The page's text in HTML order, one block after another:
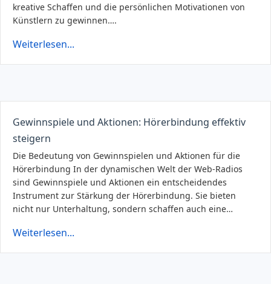
kreative Schaffen und die persönlichen Motivationen von
Künstlern zu gewinnen….
Weiterlesen...
Gewinnspiele und Aktionen: Hörerbindung effektiv
steigern
Die Bedeutung von Gewinnspielen und Aktionen für die
Hörerbindung In der dynamischen Welt der Web-Radios
sind Gewinnspiele und Aktionen ein entscheidendes
Instrument zur Stärkung der Hörerbindung. Sie bieten
nicht nur Unterhaltung, sondern schaffen auch eine…
Weiterlesen...